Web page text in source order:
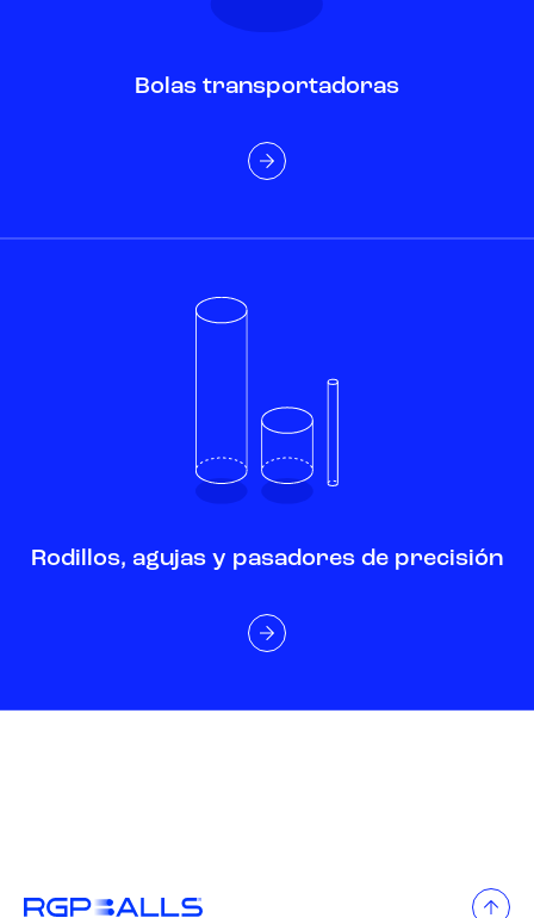
Bolas transportadoras
Rodillos, agujas y pasadores de precisión